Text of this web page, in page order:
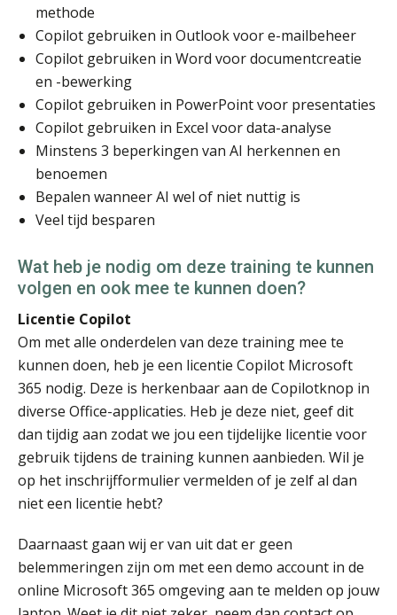
methode
Copilot gebruiken in Outlook voor e-mailbeheer
Copilot gebruiken in Word voor documentcreatie
en -bewerking
Copilot gebruiken in PowerPoint voor presentaties
Copilot gebruiken in Excel voor data-analyse
Minstens 3 beperkingen van AI herkennen en
benoemen
Bepalen wanneer AI wel of niet nuttig is
Veel tijd besparen
Wat heb je nodig om deze training te kunnen
volgen en ook mee te kunnen doen?
Licentie Copilot
Om met alle onderdelen van deze training mee te
kunnen doen, heb je een licentie Copilot Microsoft
365 nodig. Deze is herkenbaar aan de Copilotknop in
diverse Office-applicaties. Heb je deze niet, geef dit
dan tijdig aan zodat we jou een tijdelijke licentie voor
gebruik tijdens de training kunnen aanbieden. Wil je
op het inschrijfformulier vermelden of je zelf al dan
niet een licentie hebt?
Daarnaast gaan wij er van uit dat er geen
belemmeringen zijn om met een demo account in de
online Microsoft 365 omgeving aan te melden op jouw